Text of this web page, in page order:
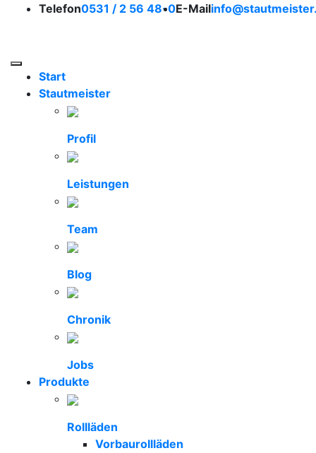
So erreichen Sie uns
Telefon0531 / 2 56 48-0E-Mail
Stautmeister
Toggle navigation
Start
Stautmeister
Profil
Leistungen
Team
Blog
Chronik
Jobs
Produkte
Rollläden
Vorbaurollläden